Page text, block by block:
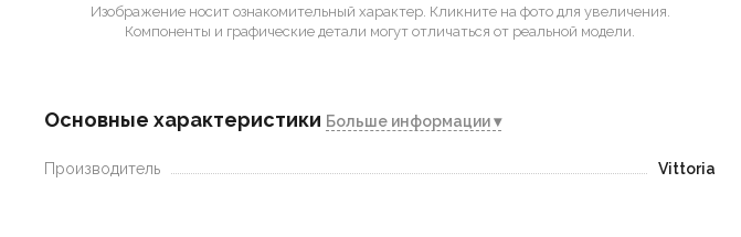
Изображение носит ознакомительный характер. Кликните на фото для увеличения.
Компоненты и графические детали могут отличаться от реальной модели.
Основные характеристики Больше информации ▾
Производитель Vittoria